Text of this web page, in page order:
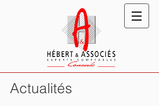
Actualités